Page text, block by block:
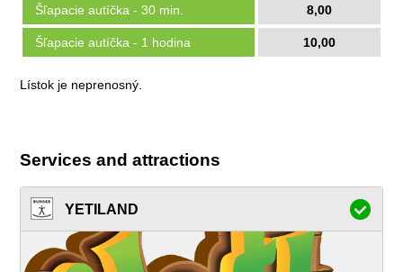
Šľapacie autíčka - 30 min. 8,00
Šľapacie autíčka - 1 hodina 10,00
Lístok je neprenosný.
Services and attractions
YETILAND